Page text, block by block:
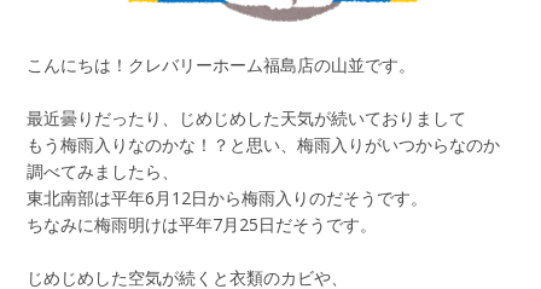
こんにちは！クレバリーホーム福島店の山並です。
最近曇りだったり、じめじめした天気が続いておりまして
もう梅雨入りなのかな！？と思い、梅雨入りがいつからなのか
調べてみましたら、
東北南部は平年6月12日から梅雨入りのだそうです。
ちなみに梅雨明けは平年7月25日だそうです。
じめじめした空気が続くと衣類のカビや、